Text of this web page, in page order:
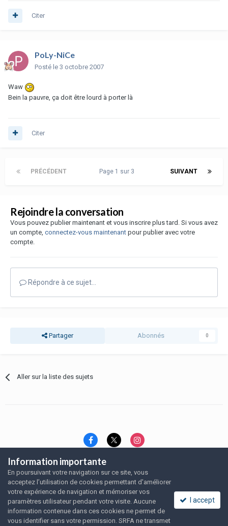
Citer
PoLy-NiCe
Posté le 3 octobre 2007
Waw
Bein la pauvre, ça doit être lourd à porter là
Citer
PRÉCÉDENT SUIVANT
Page 1 sur 3
Rejoindre la conversation
Vous pouvez publier maintenant et vous inscrire plus tard. Si vous avez
un compte, connectez-vous maintenant pour publier avec votre
compte.
Répondre à ce sujet…
Partager Abonnés 0
Aller sur la liste des sujets
Langue Thème
Politique de confidentialité
Nous contacter
Nous contacter
SRFA, l'association des amoureux du rat domestique
Powered by Invision Community
Information importante
En poursuivant votre navigation sur ce site, vous
acceptez l’utilisation de cookies permettant d'améliorer
votre expérience de navigation et mémoriser vos
paramètres utilisateur pendant votre visite. Aucune
information contenue dans ces cookies ne permet de
vous identifier sans votre permission. SRFA ne transmet
I accept